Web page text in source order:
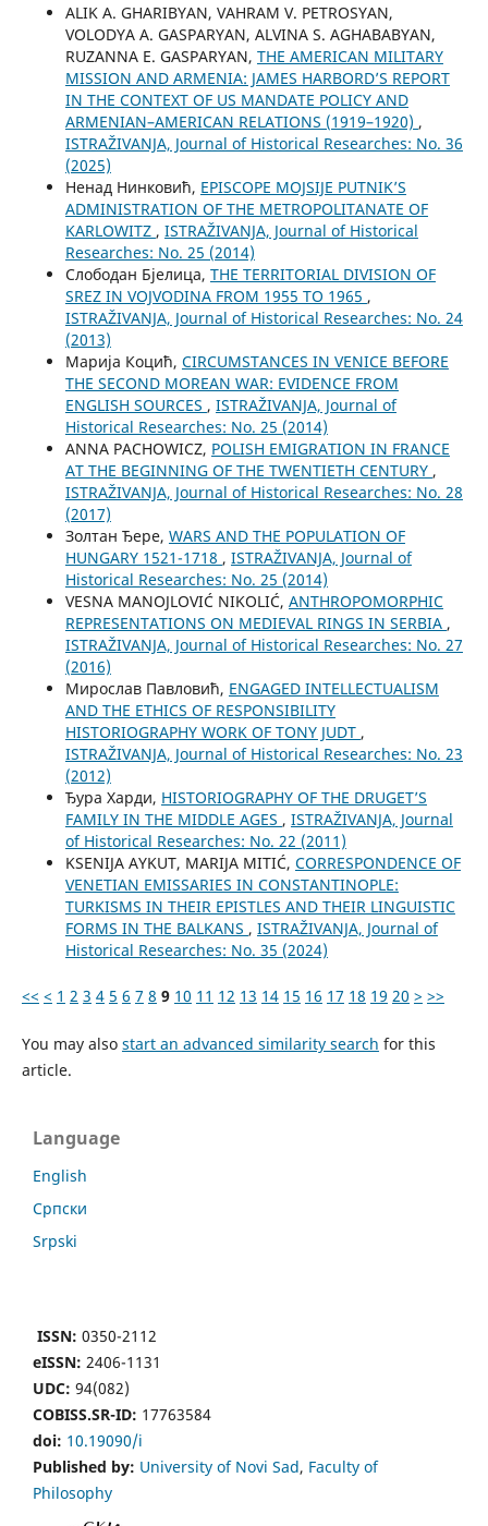
ALIK A. GHARIBYAN, VAHRAM V. PETROSYAN,
VOLODYA A. GASPARYAN, ALVINA S. AGHABABYAN,
RUZANNA E. GASPARYAN, THE AMERICAN MILITARY
MISSION AND ARMENIA: JAMES HARBORD’S REPORT
IN THE CONTEXT OF US MANDATE POLICY AND
ARMENIAN–AMERICAN RELATIONS (1919–1920) ,
ISTRAŽIVANJA, Јournal of Historical Researches: No. 36
(2025)
Ненад Нинковић, EPISCOPE MOJSIJE PUTNIK’S
ADMINISTRATION OF THE METROPOLITANATE OF
KARLOWITZ , ISTRAŽIVANJA, Јournal of Historical
Researches: No. 25 (2014)
Слободан Бјелица, THE TERRITORIAL DIVISION OF
SREZ IN VOJVODINA FROM 1955 TO 1965 ,
ISTRAŽIVANJA, Јournal of Historical Researches: No. 24
(2013)
Марија Коцић, CIRCUMSTANCES IN VENICE BEFORE
THE SECOND MOREAN WAR: EVIDENCE FROM
ENGLISH SOURCES , ISTRAŽIVANJA, Јournal of
Historical Researches: No. 25 (2014)
ANNA PACHOWICZ, POLISH EMIGRATION IN FRANCE
AT THE BEGINNING OF THE TWENTIETH CENTURY ,
ISTRAŽIVANJA, Јournal of Historical Researches: No. 28
(2017)
Золтан Ђере, WARS AND THE POPULATION OF
HUNGARY 1521-1718 , ISTRAŽIVANJA, Јournal of
Historical Researches: No. 25 (2014)
VESNA MANOJLOVIĆ NIKOLIĆ, ANTHROPOMORPHIC
REPRESENTATIONS ON MEDIEVAL RINGS IN SERBIA ,
ISTRAŽIVANJA, Јournal of Historical Researches: No. 27
(2016)
Мирослав Павловић, ENGAGED INTELLECTUALISM
AND THE ETHICS OF RESPONSIBILITY
HISTORIOGRAPHY WORK OF TONY JUDT ,
ISTRAŽIVANJA, Јournal of Historical Researches: No. 23
(2012)
Ђура Харди, HISTORIOGRAPHY OF THE DRUGET’S
FAMILY IN THE MIDDLE AGES , ISTRAŽIVANJA, Јournal
of Historical Researches: No. 22 (2011)
KSENIJA AYKUT, MARIJA MITIĆ, CORRESPONDENCE OF
VENETIAN EMISSARIES IN CONSTANTINOPLE:
TURKISMS IN THEIR EPISTLES AND THEIR LINGUISTIC
FORMS IN THE BALKANS , ISTRAŽIVANJA, Јournal of
Historical Researches: No. 35 (2024)
<< < 1 2 3 4 5 6 7 8 9 10 11 12 13 14 15 16 17 18 19 20 > >>
You may also start an advanced similarity search for this
article.
Language
English
Cрпски
Srpski
ISSN: 0350-2112
eISSN: 2406-1131
UDC: 94(082)
COBISS.SR-ID: 17763584
doi: 10.19090/i
Published by: University of Novi Sad, Faculty of
Philosophy